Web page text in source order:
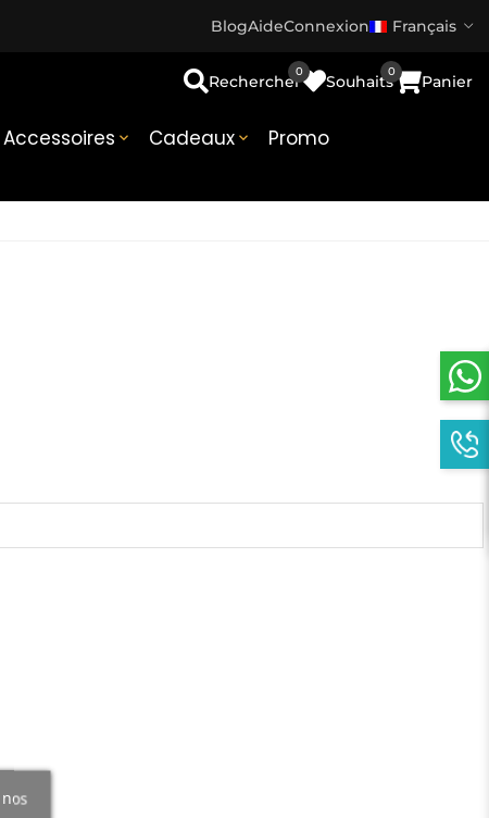
BlogAideConnexion Français
Accessoires  Cadeaux  Promo
Rechercher Souhaits
0
Panier
0